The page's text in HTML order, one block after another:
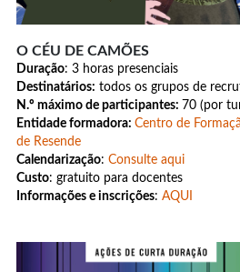
O CÉU DE CAMÕES
Duração: 3 horas presenciais
Destinatários: todos os grupos de
N.º máximo de participantes: 70 (por
Entidade formadora:Centro de
de Resende
Calendarização:Consulte aqui
Custo: gratuito para docentes
Informações e inscrições:AQUI